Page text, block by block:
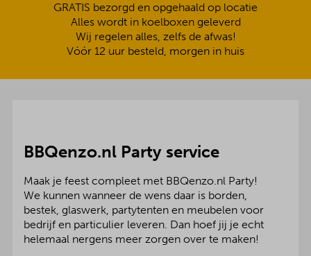
GRATIS bezorgd en opgehaald op locatie
Alles wordt in koelboxen geleverd
Wij regelen alles, zelfs de afwas!
Vóór 12 uur besteld, morgen in huis
BBQenzo.nl Party service
Maak je feest compleet met BBQenzo.nl Party!
We kunnen wanneer de wens daar is borden,
bestek, glaswerk, partytenten en meubelen voor
bedrijf en particulier leveren. Dan hoef jij je echt
helemaal nergens meer zorgen over te maken!